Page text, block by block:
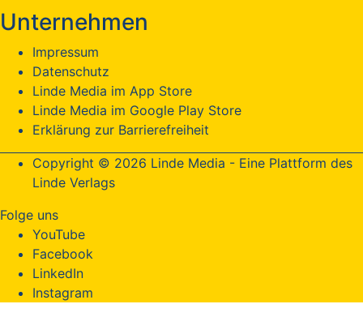
Unternehmen
Impressum
Datenschutz
Linde Media im App Store
Linde Media im Google Play Store
Erklärung zur Barrierefreiheit
Copyright © 2026 Linde Media - Eine Plattform des
Linde Verlags
Folge uns
YouTube
Facebook
LinkedIn
Instagram